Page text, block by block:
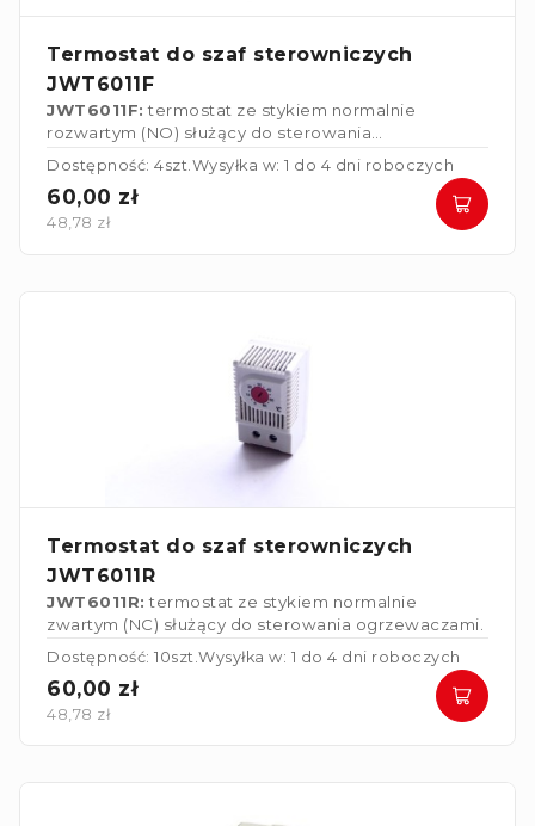
Termostat do szaf sterowniczych
JWT6011F
JWT6011F: termostat ze stykiem normalnie
rozwartym (NO) służący do sterowania
wentylatorami, wymiennikami ciepła lub do
włączania urządzeń alarmowych w przypadku
przekroczenia temperatury.
Dostępność: 4szt.Wysyłka w: 1 do 4 dni roboczych
60,00 zł
48,78 zł
Termostat do szaf sterowniczych
JWT6011R
JWT6011R: termostat ze stykiem normalnie
zwartym (NC) służący do sterowania ogrzewaczami.
Dostępność: 10szt.Wysyłka w: 1 do 4 dni roboczych
60,00 zł
48,78 zł